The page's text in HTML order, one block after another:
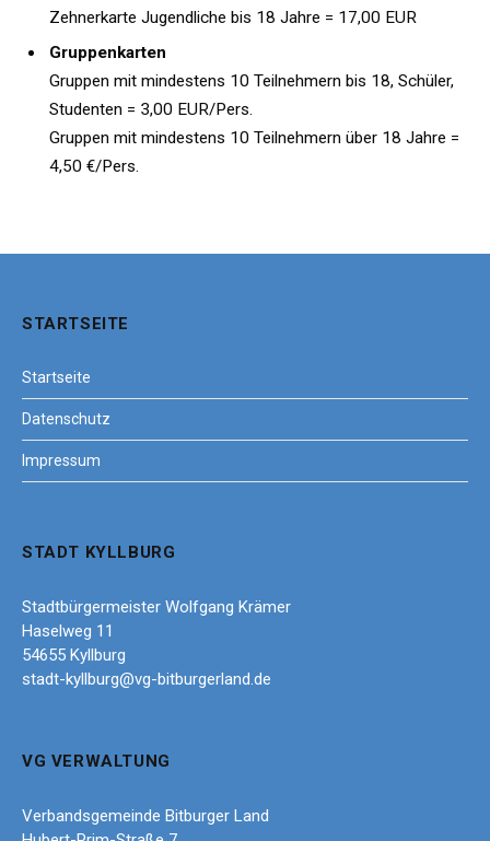
Zehnerkarte Jugendliche bis 18 Jahre = 17,00 EUR
Gruppenkarten
Gruppen mit mindestens 10 Teilnehmern bis 18, Schüler,
Studenten = 3,00 EUR/Pers.
Gruppen mit mindestens 10 Teilnehmern über 18 Jahre =
4,50 €/Pers.
STARTSEITE
Startseite
Datenschutz
Impressum
STADT KYLLBURG
Stadtbürgermeister Wolfgang Krämer
Haselweg 11
54655 Kyllburg
stadt-kyllburg@vg-bitburgerland.de
VG VERWALTUNG
Verbandsgemeinde Bitburger Land